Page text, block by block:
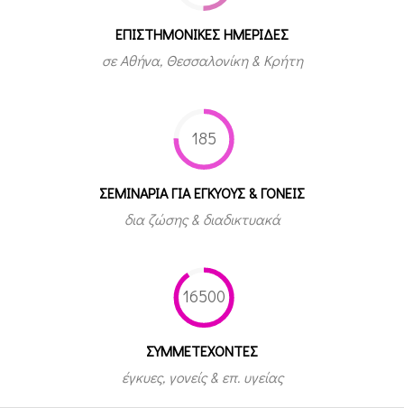
ΕΠΙΣΤΗΜΟΝΙΚΕΣ ΗΜΕΡΙΔΕΣ
σε Αθήνα, Θεσσαλονίκη & Κρήτη
185
ΣΕΜΙΝΑΡΙΑ ΓΙΑ ΕΓΚΥΟΥΣ & ΓΟΝΕΙΣ
δια ζώσης & διαδικτυακά
16500
ΣΥΜΜΕΤEΧΟΝΤΕΣ
έγκυες, γονείς & επ. υγείας